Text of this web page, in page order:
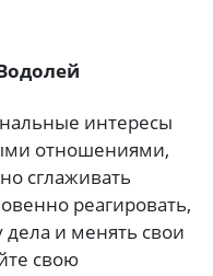
интересы
отношениями,
сглаживать
реагировать,
и менять свои
свою